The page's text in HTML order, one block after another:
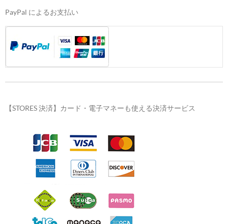
PayPal によるお支払い
【STORES 決済】カード・電子マネーも使える決済サービス